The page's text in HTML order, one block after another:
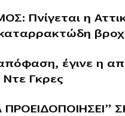
Πνίγεται η
έγινε η
Γκρες